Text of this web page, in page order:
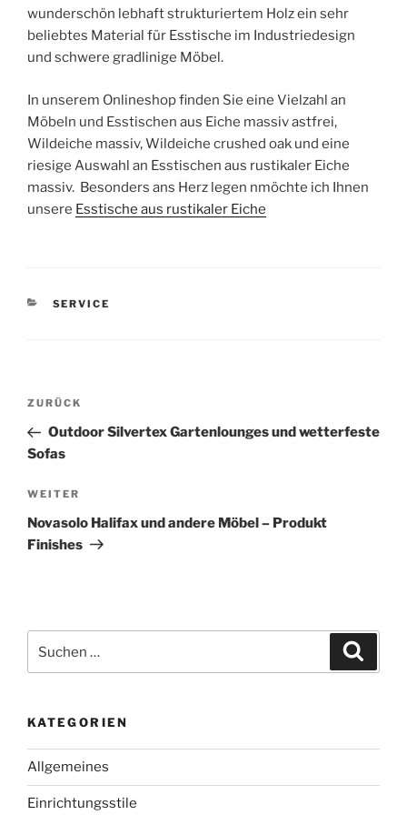
wunderschön lebhaft strukturiertem Holz ein sehr
beliebtes Material für Esstische im Industriedesign
und schwere gradlinige Möbel.
In unserem Onlineshop finden Sie eine Vielzahl an
Möbeln und Esstischen aus Eiche massiv astfrei,
Wildeiche massiv, Wildeiche crushed oak und eine
riesige Auswahl an Esstischen aus rustikaler Eiche
massiv. Besonders ans Herz legen nmöchte ich Ihnen
unsere Esstische aus rustikaler Eiche
KATEGORIEN
SERVICE
Beitragsnavigation
Vorheriger
Beitrag
ZURÜCK
Outdoor Silvertex Gartenlounges und wetterfeste
Sofas
Nächster
Beitrag
WEITER
Novasolo Halifax und andere Möbel – Produkt
Finishes
nach:
KATEGORIEN
Allgemeines
Einrichtungsstile